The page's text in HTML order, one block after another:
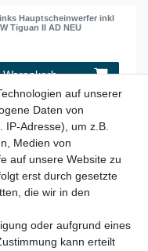
Hauptscheinwerfer inkl
Tiguan II AD NEU
Warenkorb
Versandkosten
links 5NA941699A
05/2017 Original
auf unserer
Daten von
Adresse), um z.B.
Medien von
auf unsere Website zu
erst durch gesetzte
die wir in den
oder aufgrund eines
kann erteilt